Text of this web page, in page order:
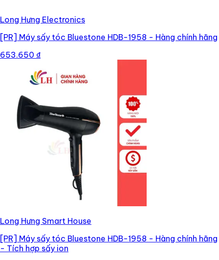
Long Hưng Electronics
[PR] Máy sấy tóc Bluestone HDB-1958 - Hàng chính hãng
653.650 ₫
Long Hưng Smart House
[PR] Máy sấy tóc Bluestone HDB-1958 - Hàng chính hãng
- Tích hợp sấy ion